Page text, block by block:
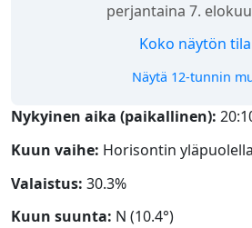
perjantaina 7.
Koko näytön tila
Näytä 12-tunnin
Nykyinen aika (paikallinen):
Kuun vaihe: Horisontin yläpuolella
Valaistus: 30.3%
Kuun suunta: N (10.4°)